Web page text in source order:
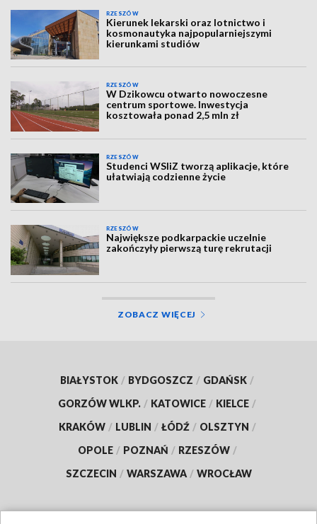
RZESZÓW
Kierunek lekarski oraz lotnictwo i
kosmonautyka najpopularniejszymi
kierunkami studiów
RZESZÓW
W Dzikowcu otwarto nowoczesne
centrum sportowe. Inwestycja
kosztowała ponad 2,5 mln zł
RZESZÓW
Studenci WSIiZ tworzą aplikacje, które
ułatwiają codzienne życie
RZESZÓW
Największe podkarpackie uczelnie
zakończyły pierwszą turę rekrutacji
ZOBACZ WIĘCEJ
BIAŁYSTOK / BYDGOSZCZ / GDAŃSK /
GORZÓW WLKP. / KATOWICE / KIELCE /
KRAKÓW / LUBLIN / ŁÓDŹ / OLSZTYN /
OPOLE / POZNAŃ / RZESZÓW /
SZCZECIN / WARSZAWA / WROCŁAW